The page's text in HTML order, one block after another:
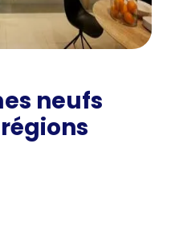
neufs